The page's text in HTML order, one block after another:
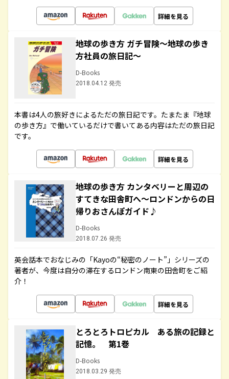
詳細を見る
地球の歩き方 ガチ冒険～地球の歩き
方社員の旅日記～
D-Books
2018.04.12 発売
本書は4人の旅好きによるただの旅日記です。たまたま『地球
の歩き方』で働いているだけで書いてある内容はただの旅日記
です。
詳細を見る
地球の歩き方 カンタベリーと周辺の
すてきな田舎町へ～ロンドンからの日
帰りおさんぽガイド♪
D-Books
2018.07.26 発売
英会話本でおなじみの「Kayoの“秘密のノート”」シリーズの
著者が、今度は自分の滞在するロンドン南東の田舎町をご紹
介！
詳細を見る
とろとろトロピカル ある旅の記録と
記憶。 第1巻
D-Books
2018.03.29 発売